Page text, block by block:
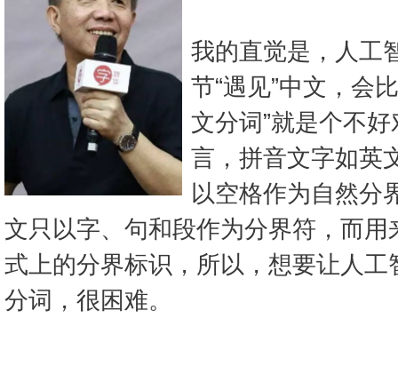
我的直觉是，人工
节“遇见”中文，会
文分词”就是个不
言，拼音文字如英
以空格作为自然分
文只以字、句和段作为分界符，而
式上的分界标识，所以，想要让人
分词，很困难。